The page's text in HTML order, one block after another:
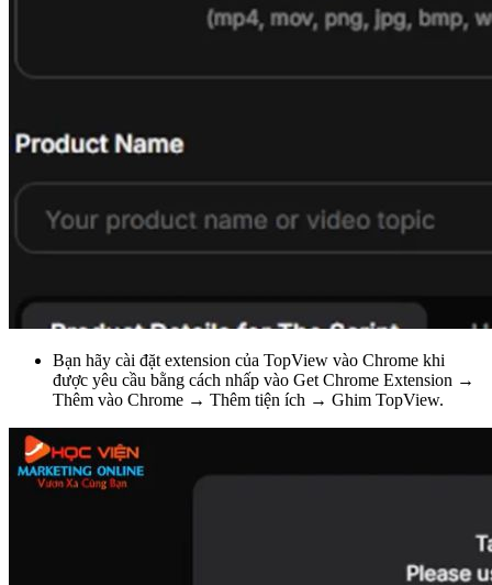
Bạn hãy cài đặt extension của TopView vào Chrome khi
được yêu cầu bằng cách nhấp vào Get Chrome Extension →
Thêm vào Chrome → Thêm tiện ích → Ghim TopView.